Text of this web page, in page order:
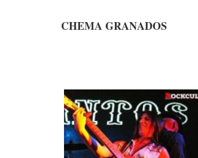
CHEMA GRANADOS